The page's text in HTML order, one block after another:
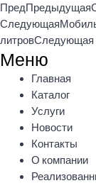
ПредПредыдущая
Следующая
литровСледующая
Меню
Меню
Главная
Каталог
Услуги
Новости
Контакты
О компании